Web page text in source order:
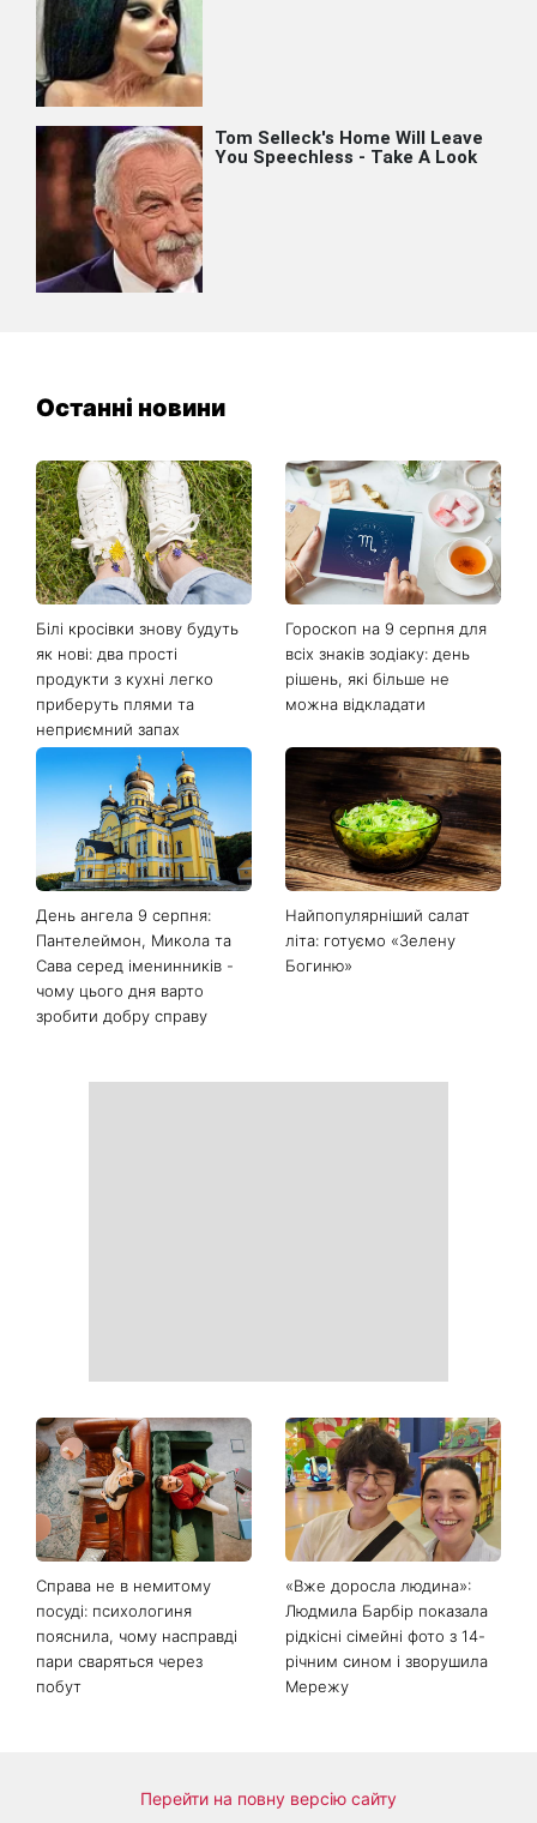
Останні новини
Білі кросівки знову будуть
як нові: два прості
продукти з кухні легко
приберуть плями та
неприємний запах
Гороскоп на 9 серпня для
всіх знаків зодіаку: день
рішень, які більше не
можна відкладати
День ангела 9 серпня:
Пантелеймон, Микола та
Сава серед іменинників -
чому цього дня варто
зробити добру справу
Найпопулярніший салат
літа: готуємо «Зелену
Богиню»
Справа не в немитому
посуді: психологиня
пояснила, чому насправді
пари сваряться через
побут
«Вже доросла людина»:
Людмила Барбір показала
рідкісні сімейні фото з 14-
річним сином і зворушила
Мережу
Перейти на повну версію сайту